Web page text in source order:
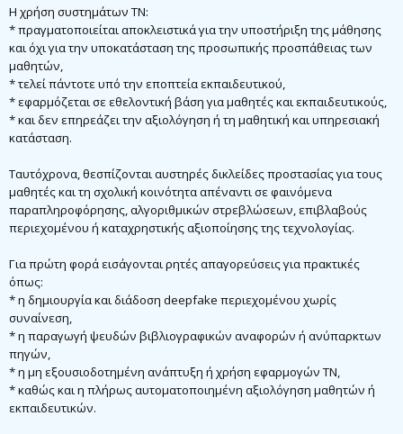
Η χρήση συστημάτων ΤΝ:
* πραγματοποιείται αποκλειστικά για την υποστήριξη της μάθησης
και όχι για την υποκατάσταση της προσωπικής προσπάθειας των
μαθητών,
* τελεί πάντοτε υπό την εποπτεία εκπαιδευτικού,
* εφαρμόζεται σε εθελοντική βάση για μαθητές και εκπαιδευτικούς,
* και δεν επηρεάζει την αξιολόγηση ή τη μαθητική και υπηρεσιακή
κατάσταση.
Ταυτόχρονα, θεσπίζονται αυστηρές δικλείδες προστασίας για τους
μαθητές και τη σχολική κοινότητα απέναντι σε φαινόμενα
παραπληροφόρησης, αλγοριθμικών στρεβλώσεων, επιβλαβούς
περιεχομένου ή καταχρηστικής αξιοποίησης της τεχνολογίας.
Για πρώτη φορά εισάγονται ρητές απαγορεύσεις για πρακτικές
όπως:
* η δημιουργία και διάδοση deepfake περιεχομένου χωρίς
συναίνεση,
* η παραγωγή ψευδών βιβλιογραφικών αναφορών ή ανύπαρκτων
πηγών,
* η μη εξουσιοδοτημένη ανάπτυξη ή χρήση εφαρμογών ΤΝ,
* καθώς και η πλήρως αυτοματοποιημένη αξιολόγηση μαθητών ή
εκπαιδευτικών.